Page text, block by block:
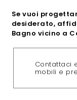
Se vuoi
desiderato,
Bagno vicino a
Contattaci
mobili e